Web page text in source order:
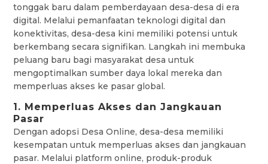
tonggak baru dalam pemberdayaan desa-desa di era
digital. Melalui pemanfaatan teknologi digital dan
konektivitas, desa-desa kini memiliki potensi untuk
berkembang secara signifikan. Langkah ini membuka
peluang baru bagi masyarakat desa untuk
mengoptimalkan sumber daya lokal mereka dan
memperluas akses ke pasar global.
1. Memperluas Akses dan Jangkauan
Pasar
Dengan adopsi Desa Online, desa-desa memiliki
kesempatan untuk memperluas akses dan jangkauan
pasar. Melalui platform online, produk-produk